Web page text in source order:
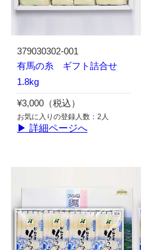
379030302-001
有馬の糸 ギフト詰合せ
1.8kg
¥3,000（税込）
お気に入りの登録人数：2人
▶ 詳細ページへ